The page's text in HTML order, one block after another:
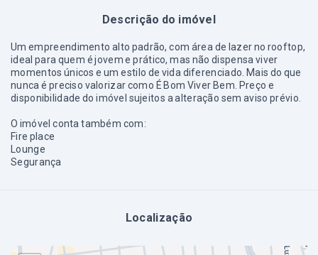
Descrição do imóvel
Um empreendimento alto padrão, com área de lazer no rooftop,
ideal para quem é jovem e prático, mas não dispensa viver
momentos únicos e um estilo de vida diferenciado. Mais do que
nunca é preciso valorizar como É Bom Viver Bem. Preço e
disponibilidade do imóvel sujeitos a alteração sem aviso prévio.
O imóvel conta também com:
Fire place
Lounge
Segurança
Localização